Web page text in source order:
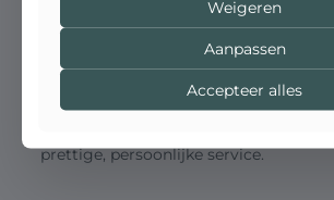
Bent u niet tevreden over een
ervaring? Neem dan binnen 7 dagen
zodat we samen naar een passende
prettige, persoonlijke service.
Weigeren
Aanpassen
Accepteer alles